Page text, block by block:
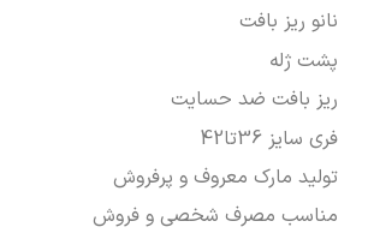
نانو ریز بافت
پشت ژله
ریز بافت ضد حسایت
فری سایز 36تا42
تولید مارک معروف و پرفروش
مناسب مصرف شخصی و فروش